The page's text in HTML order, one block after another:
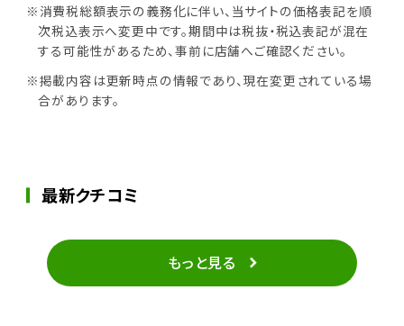
※消費税総額表示の義務化に伴い、当サイトの価格表記を順
次税込表示へ変更中です。期間中は税抜・税込表記が混在
する可能性があるため、事前に店舗へご確認ください。
※掲載内容は更新時点の情報であり、現在変更されている場
合があります。
最新クチコミ
もっと見る